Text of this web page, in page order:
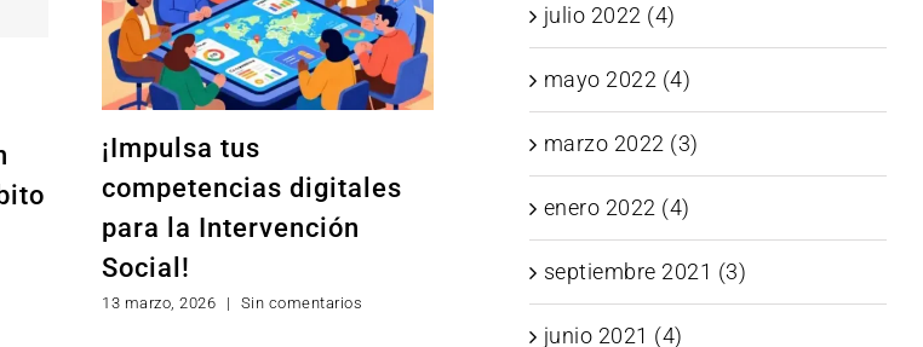
¡Impulsa tus
competencias digitales
para la Intervención
Social!
13 marzo, 2026 | Sin comentarios
julio 2022 (4)
mayo 2022 (4)
marzo 2022 (3)
enero 2022 (4)
septiembre 2021 (3)
junio 2021 (4)